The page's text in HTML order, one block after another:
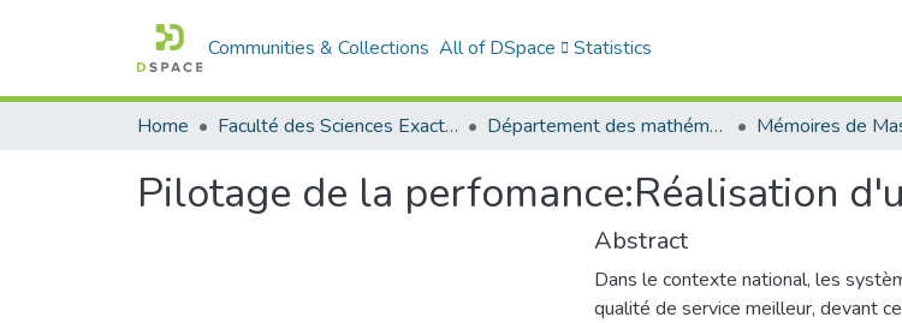
Communities & Collections All of DSpace Statistics
Home Faculté des Sciences Exactes et de l'Informatique Département des mathématiques et informatique Mémoires de
Pilotage de la perfomance:Réalisation
Abstract
Dans le contexte national, les
qualité de service meilleur, devant